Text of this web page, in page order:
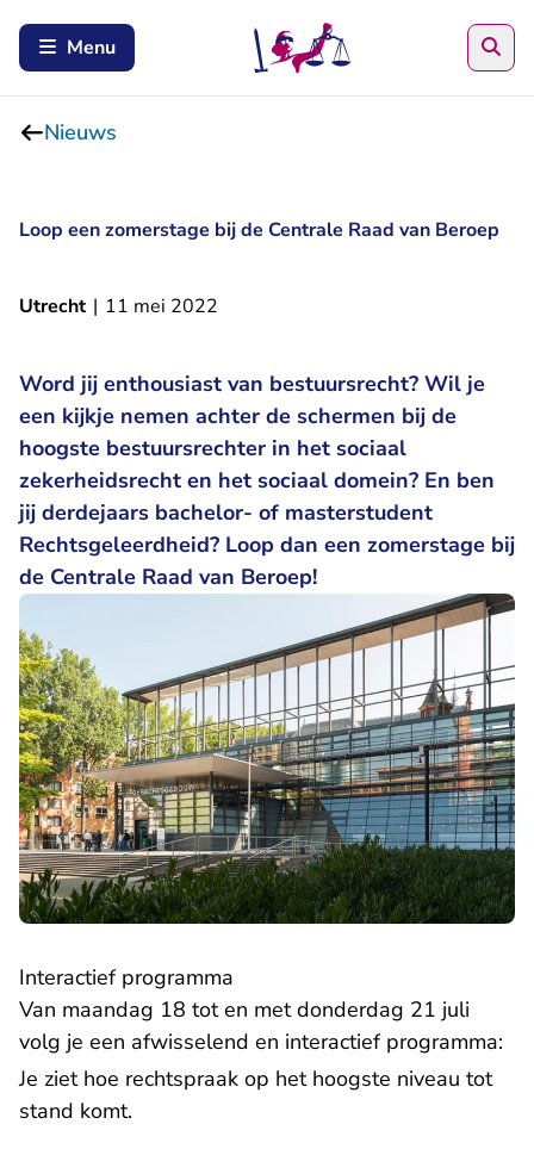
Menu
Nieuws
Loop een zomerstage bij de Centrale Raad van Beroep
Utrecht | 11 mei 2022
Word jij enthousiast van bestuursrecht? Wil je
een kijkje nemen achter de schermen bij de
hoogste bestuursrechter in het sociaal
zekerheidsrecht en het sociaal domein? En ben
jij derdejaars bachelor- of masterstudent
Rechtsgeleerdheid? Loop dan een zomerstage bij
de Centrale Raad van Beroep!
Interactief programma
Van maandag 18 tot en met donderdag 21 juli
volg je een afwisselend en interactief programma:
Je ziet hoe rechtspraak op het hoogste niveau tot
stand komt.